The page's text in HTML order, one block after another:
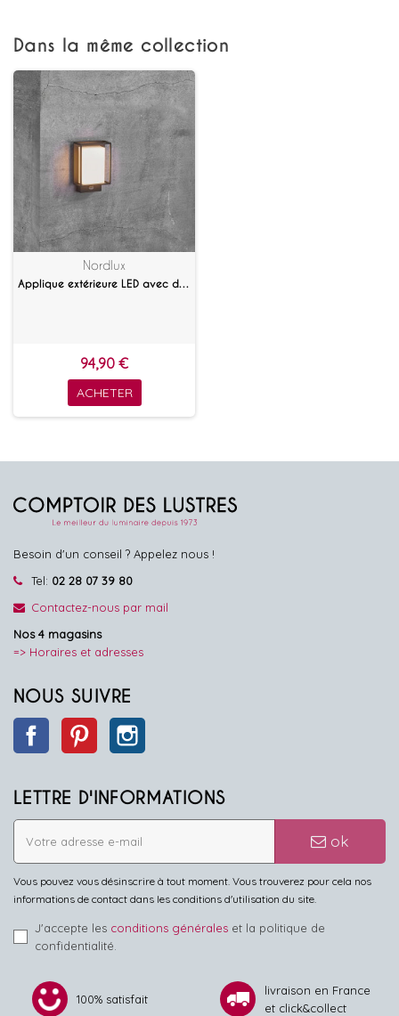
Dans la même collection
Nordlux
Applique extérieure LED avec détecteur Nestor
94,90 €
ACHETER
Besoin d'un conseil ? Appelez nous !
Tel: 02 28 07 39 80
Contactez-nous par mail
Nos 4 magasins
=> Horaires et adresses
NOUS SUIVRE
Facebook Pinterest
LETTRE D'INFORMATIONS
ok
Vous pouvez vous désinscrire à tout moment. Vous trouverez pour cela nos
informations de contact dans les conditions d'utilisation du site.
J'accepte les conditions générales et la politique de
confidentialité.
100% satisfait
livraison en France
et click&collect